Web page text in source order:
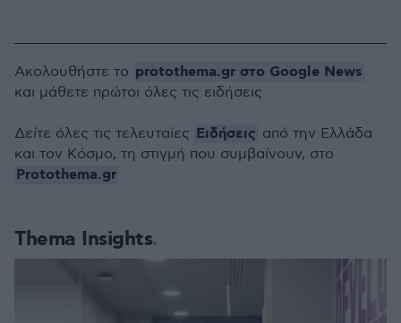
Thema Insights
Ακολουθήστε το protothema.gr στο Google News
και μάθετε πρώτοι όλες τις ειδήσεις
Δείτε όλες τις τελευταίες Ειδήσεις από την Ελλάδα
και τον Κόσμο, τη στιγμή που συμβαίνουν, στο
Protothema.gr